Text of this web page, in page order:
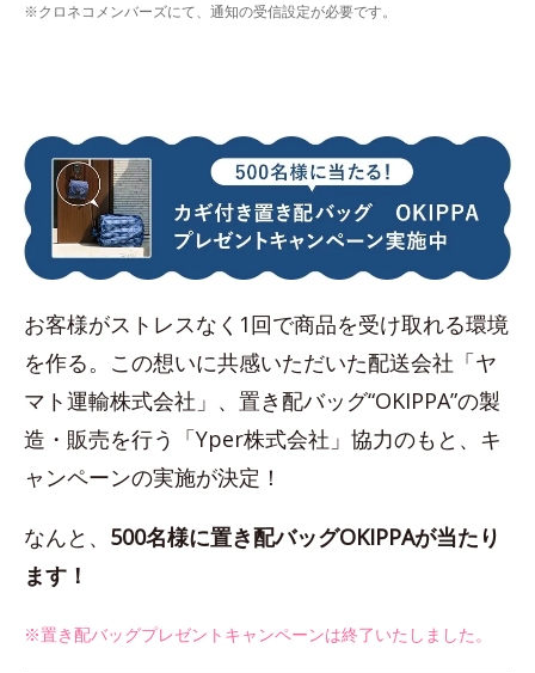
※クロネコメンバーズにて、通知の受信設定が必要です。
お客様がストレスなく1回で商品を受け取れる環境
を作る。この想いに共感いただいた配送会社「ヤ
マト運輸株式会社」、置き配バッグ“OKIPPA”の製
造・販売を行う「Yper株式会社」協力のもと、キ
ャンペーンの実施が決定！
なんと、 500名様に置き配バッグOKIPPAが当たり
ます！
※置き配バッグプレゼントキャンペーンは終了いたしました。